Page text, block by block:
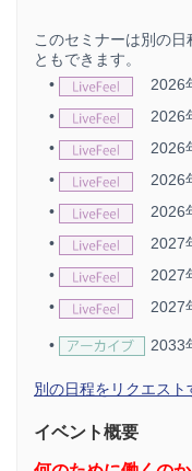
このセミナーは別の
ともできます。
•
2026
• 2026
• 2026
• 2026
• 2026
• 2027
• 2027
• 2027
• 2033
別の日程をリクエスト
イベント概要